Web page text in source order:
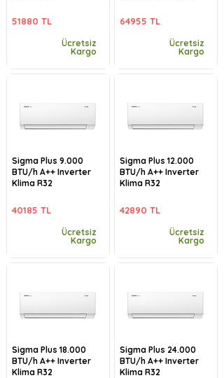
51880 TL
Ücretsiz
Kargo
Sigma Plus 9.000
BTU/h A++ Inverter
Klima R32
40185 TL
Ücretsiz
Kargo
Sigma Plus 18.000
BTU/h A++ Inverter
Klima R32
64955 TL
Ücretsiz
Kargo
Sigma Plus 12.000
BTU/h A++ Inverter
Klima R32
42890 TL
Ücretsiz
Kargo
Sigma Plus 24.000
BTU/h A++ Inverter
Klima R32